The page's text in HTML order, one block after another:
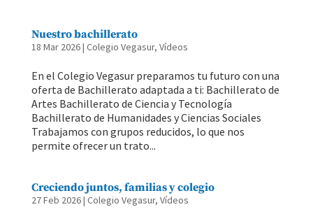
Nuestro bachillerato
18 Mar 2026| Colegio Vegasur, Vídeos
En el Colegio Vegasur preparamos tu futuro con una
oferta de Bachillerato adaptada a ti: Bachillerato de
Artes Bachillerato de Ciencia y Tecnología
Bachillerato de Humanidades y Ciencias Sociales
Trabajamos con grupos reducidos, lo que nos
permite ofrecer un trato...
Creciendo juntos, familias y colegio
27 Feb 2026| Colegio Vegasur, Vídeos